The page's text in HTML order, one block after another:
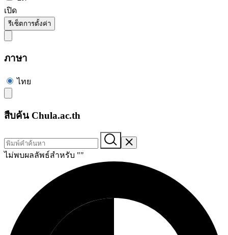
เปิด
รีเซ็ตการตั้งค่า
ภาษา
ไทย
สืบค้น Chula.ac.th
ไม่พบผลลัพธ์สำหรับ ""